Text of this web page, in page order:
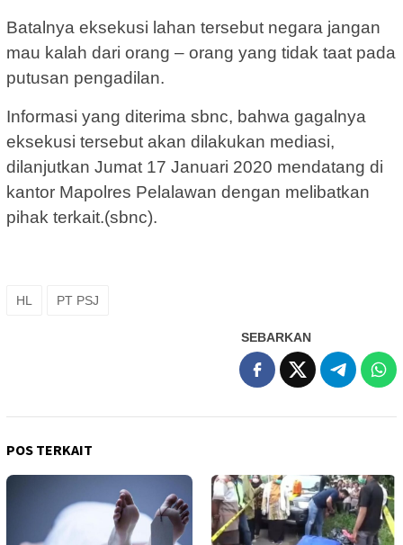
Batalnya eksekusi lahan tersebut negara jangan
mau kalah dari orang – orang yang tidak taat pada
putusan pengadilan.
Informasi yang diterima sbnc, bahwa gagalnya
eksekusi tersebut akan dilakukan mediasi,
dilanjutkan Jumat 17 Januari 2020 mendatang di
kantor Mapolres Pelalawan dengan melibatkan
pihak terkait.(sbnc).
HL PT PSJ
SEBARKAN
POS TERKAIT